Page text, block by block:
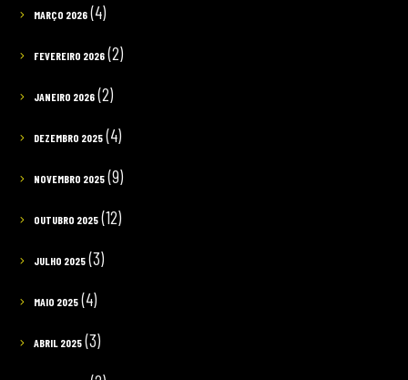
MARÇO 2026(4)
FEVEREIRO 2026(2)
JANEIRO 2026(2)
DEZEMBRO 2025(4)
NOVEMBRO 2025(9)
OUTUBRO 2025(12)
JULHO 2025(3)
MAIO 2025(4)
ABRIL 2025(3)